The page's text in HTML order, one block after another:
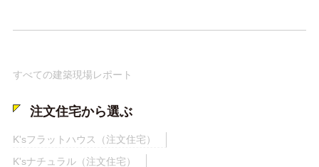
すべての建築現場レポート
注文住宅から選ぶ
K'sフラットハウス（注文住宅）
K'sナチュラル（注文住宅）